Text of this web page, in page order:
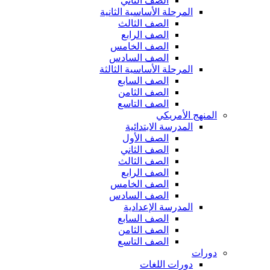
المرحلة الأساسية الثانية
الصف الثالث
الصف الرابع
الصف الخامس
الصف السادس
المرحلة الأساسية الثالثة
الصف السابع
الصف الثامن
الصف التاسع
المنهج الأمريكي
المدرسة الابتدائية
الصف الأول
الصف الثاني
الصف الثالث
الصف الرابع
الصف الخامس
الصف السادس
المدرسة الإعدادية
الصف السابع
الصف الثامن
الصف التاسع
دورات
دورات اللغات